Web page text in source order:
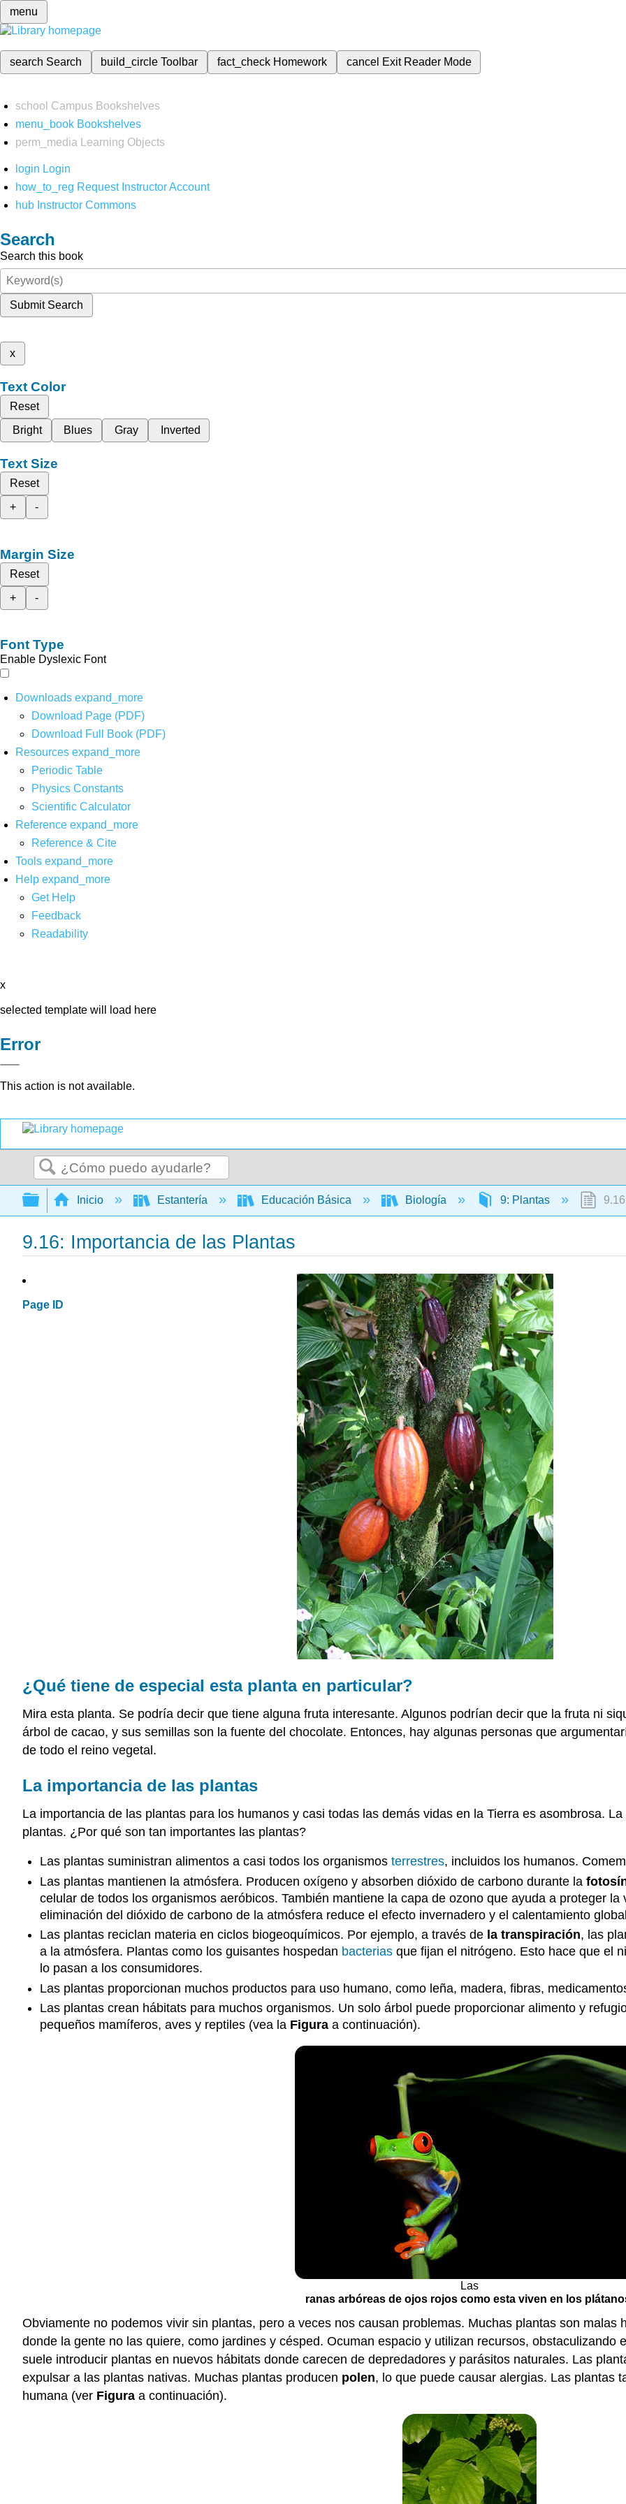
menu
search Search build_circleToolbar fact_check Homework cancel Exit Reader Mode
school Campus Bookshelves
menu_book Bookshelves
perm_media
Learning Objects
login Login
how_to_reg Request Instructor Account
hub Instructor Commons
Search
Search this book
Submit Search
x
Text Color
Reset
Bright
Blues Gray Inverted
Text Size
Reset
+
-
Margin Size
Reset
+
-
Font Type
Enable Dyslexic Font
Downloads expand_more
Download Page (PDF)
Download Full Book (PDF)
Resources expand_more
Periodic Table
Physics Constants
Scientific Calculator
Reference expand_more
Reference & Cite
Tools expand_more
Help expand_more
Get Help
Feedback
Readability
x
selected template will load here
Error
This action is not available.
Buscar
Expandir/contraer jerarquía global
Inicio Estantería Educación Básica Biología 9: Plantas
9.16: Importancia de las Plantas
Page ID
¿Qué tiene de especial esta planta en particular?
Mira esta planta. Se podría decir que tiene alguna fruta interesante. Algunos podrían decir que la fruta ni
árbol de cacao, y sus semillas son la fuente del chocolate. Entonces, hay algunas personas que
de todo el reino vegetal.
La importancia de las plantas
La importancia de las plantas para los humanos y casi todas las demás vidas en la Tierra es asombrosa.
plantas. ¿Por qué son tan importantes las plantas?
Las plantas suministran alimentos a casi todos los organismos terrestres, incluidos los humanos.
Las plantas mantienen la atmósfera. Producen oxígeno y absorben dióxido de carbono durante la
celular de todos los organismos aeróbicos. También mantiene la capa de ozono que ayuda a proteger
eliminación del dióxido de carbono de la atmósfera reduce el efecto invernadero y el calentamiento
Las plantas reciclan materia en ciclos biogeoquímicos. Por ejemplo, a través de la transpiración, las
a la atmósfera. Plantas como los guisantes hospedan bacteriasque fijan el nitrógeno. Esto hace que el
lo pasan a los consumidores.
Las plantas proporcionan muchos productos para uso humano, como leña, madera, fibras,
Las plantas crean hábitats para muchos organismos. Un solo árbol puede proporcionar alimento y
pequeños mamíferos, aves y reptiles (vea la Figuraa continuación).
Las
ranas arbóreas de ojos rojos como esta viven en los
Obviamente no podemos vivir sin plantas, pero a veces nos causan problemas. Muchas plantas son malas
donde la gente no las quiere, como jardines y césped. Ocuman espacio y utilizan recursos, obstaculizando
suele introducir plantas en nuevos hábitats donde carecen de depredadores y parásitos naturales. Las
expulsar a las plantas nativas. Muchas plantas producen polen, lo que puede causar alergias. Las plantas
humana (ver Figura a continuación).